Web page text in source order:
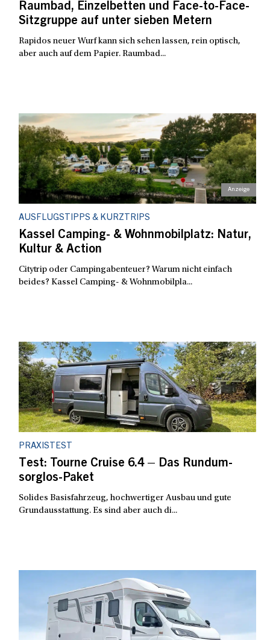
Raumbad, Einzelbetten und Face-to-Face-
Sitzgruppe auf unter sieben Metern
Rapidos neuer Wurf kann sich sehen lassen, rein optisch,
aber auch auf dem Papier. Raumbad...
AUSFLUGSTIPPS & KURZTRIPS
Kassel Camping- & Wohnmobilplatz: Natur,
Kultur & Action
Citytrip oder Campingabenteuer? Warum nicht einfach
beides? Kassel Camping- & Wohnmobilpla...
PRAXISTEST
Test: Tourne Cruise 6.4 – Das Rundum-
sorglos-Paket
Solides Basisfahrzeug, hochwertiger Ausbau und gute
Grundausstattung. Es sind aber auch di...